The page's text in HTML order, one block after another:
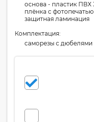
основа - пластик ПВХ
плёнка с
защитная ламинация
Комплектация:
cаморезы с дюбелями